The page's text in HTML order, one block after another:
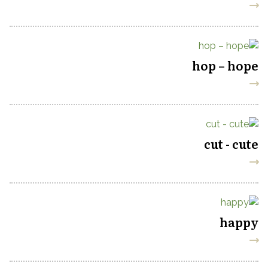
hop – hope
cut - cute
happy